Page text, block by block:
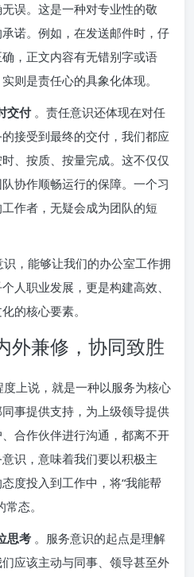
误。这是一种对专业性的敬
诺。例如，在发送邮件时，仔
，正文内容有无错别字或语
则是责任心的具象化体现。
交付 。责任意识还体现在对任
接受到最终的交付，我们都应
、按质、按量完成。这不仅仅
协作顺畅运行的保障。一个习
作者，无疑会成为团队的短
，能够让我们的办公室工作拥
人职业发展，更是构建高效、
的核心要素。
外兼修，协同致胜
上说，就是一种以服务为核心
事提供支持，为上级领导提供
合作伙伴进行沟通，都离不开
识，意味着我们要以积极主
度投入到工作中，将“我能帮
态。
思考 。服务意识的起点是理解
应该主动与同事、领导甚至外